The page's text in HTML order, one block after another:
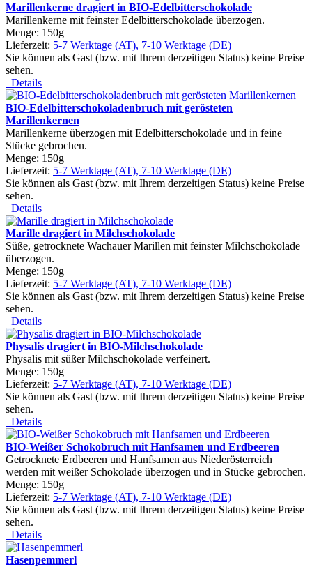
Marillenkerne dragiert in BIO-Edelbitterschokolade
Marillenkerne mit feinster Edelbitterschokolade überzogen.
Menge: 150g
Lieferzeit: 5-7 Werktage (AT), 7-10 Werktage (DE)
Sie können als Gast (bzw. mit Ihrem derzeitigen Status) keine Preise
sehen.
Details
BIO-Edelbitterschokoladenbruch mit gerösteten
Marillenkernen
Marillenkerne überzogen mit Edelbitterschokolade und in feine
Stücke gebrochen.
Menge: 150g
Lieferzeit: 5-7 Werktage (AT), 7-10 Werktage (DE)
Sie können als Gast (bzw. mit Ihrem derzeitigen Status) keine Preise
sehen.
Details
Marille dragiert in Milchschokolade
Süße, getrocknete Wachauer Marillen mit feinster Milchschokolade
überzogen.
Menge: 150g
Lieferzeit: 5-7 Werktage (AT), 7-10 Werktage (DE)
Sie können als Gast (bzw. mit Ihrem derzeitigen Status) keine Preise
sehen.
Details
Physalis dragiert in BIO-Milchschokolade
Physalis mit süßer Milchschokolade verfeinert.
Menge: 150g
Lieferzeit: 5-7 Werktage (AT), 7-10 Werktage (DE)
Sie können als Gast (bzw. mit Ihrem derzeitigen Status) keine Preise
sehen.
Details
BIO-Weißer Schokobruch mit Hanfsamen und Erdbeeren
Getrocknete Erdbeeren und Hanfsamen aus Niederösterreich
werden mit weißer Schokolade überzogen und in Stücke gebrochen.
Menge: 150g
Lieferzeit: 5-7 Werktage (AT), 7-10 Werktage (DE)
Sie können als Gast (bzw. mit Ihrem derzeitigen Status) keine Preise
sehen.
Details
Hasenpemmerl